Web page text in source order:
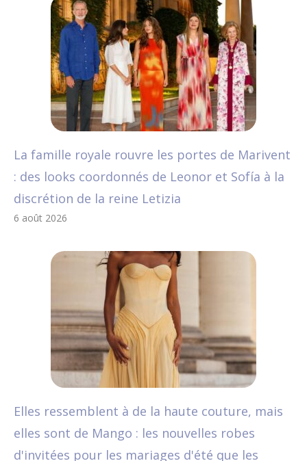
La famille royale rouvre les portes de Marivent
: des looks coordonnés de Leonor et Sofía à la
discrétion de la reine Letizia
6 août 2026
Elles ressemblent à de la haute couture, mais
elles sont de Mango : les nouvelles robes
d'invitées pour les mariages d'été que les